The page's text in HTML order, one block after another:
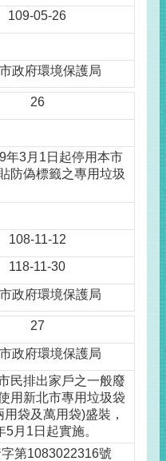
109-05-26
政府環境保護局
26
年3月1日起停用本市
防偽標籤之專用垃圾
108-11-12
118-11-30
政府環境保護局
27
政府環境保護局
民排出家戶之一般廢
用新北市專用垃圾袋
用袋及萬用袋)盛裝，
5月1日起實施。
第1083022316號